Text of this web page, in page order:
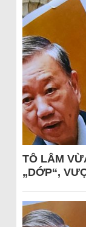
TÔ LÂM
„DỚP“,